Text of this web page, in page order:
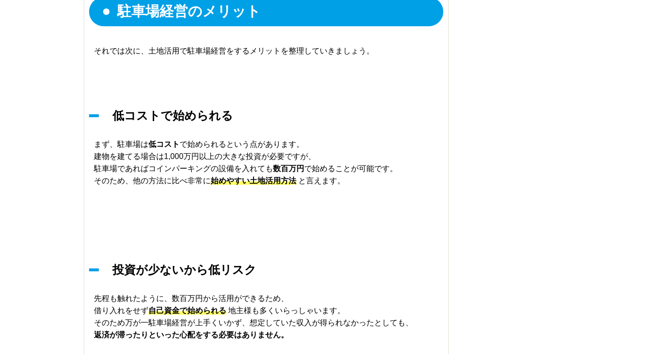
駐車場経営のメリット
それでは次に、土地活用で駐車場経営をするメリットを整理していきましょう。
低コストで始められる
まず、駐車場は低コスト で始められるという点があります。
建物を建てる場合は1,000万円以上の大きな投資が必要ですが、
駐車場であればコインパーキングの設備を入れても数百万円 で始めることが可能です。
そのため、他の方法に比べ非常に始めやすい土地活用方法と言えます。
投資が少ないから低リスク
先程も触れたように、数百万円から活用ができるため、
借り入れをせず自己資金で始められる 地主様も多くいらっしゃいます。
そのため万が一駐車場経営が上手くいかず、想定していた収入が得られなかったとしても、
返済が滞ったりといった心配をする必要はありません。